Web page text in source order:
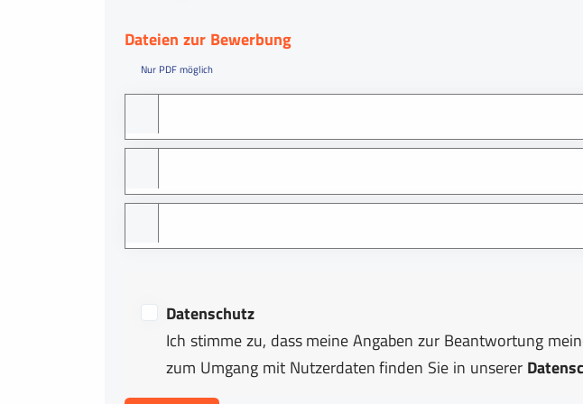
Dateien zur Bewerbung
Nur PDF möglich
Datenschutz
Ich stimme zu, dass meine Angaben zur Beantwortung
zum Umgang mit Nutzerdaten finden Sie in unserer